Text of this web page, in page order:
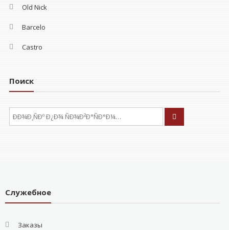
Old Nick
Barcelo
Castro
Поиск
ÐÑÐºÐ°ÑÑ:
Служебное
Заказы